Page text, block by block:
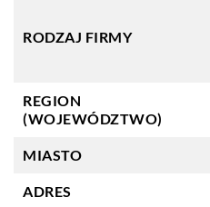
RODZAJ FIRMY
REGION
(WOJEWÓDZTWO)
MIASTO
ADRES